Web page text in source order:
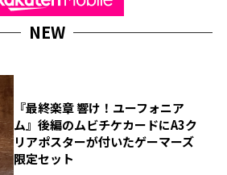
NEW
『最終楽章 響け！ユーフォニア
ム』後編のムビチケカードにA3ク
リアポスターが付いたゲーマーズ
限定セット